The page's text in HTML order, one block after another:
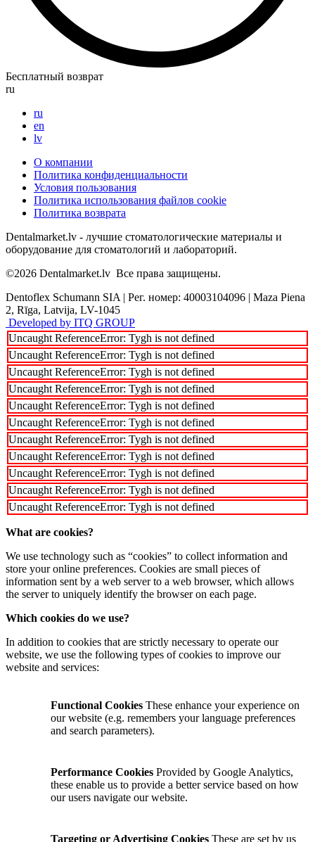
Бесплатный возврат
ru
ru
en
lv
О компании
Политика конфиденциальности
Условия пользования
Политика использования файлов cookie
Политика возврата
Dentalmarket.lv - лучшие стоматологические материалы и
оборудование для стоматологий и лабораторий.
©2026 Dentalmarket.lv Все права защищены.
Dentoflex Schumann SIA | Рег. номер: 40003104096 | Maza Piena
2, Rīga, Latvija, LV-1045
Developed by ITQ GROUP
Uncaught ReferenceError: Tygh is not defined
Uncaught ReferenceError: Tygh is not defined
Uncaught ReferenceError: Tygh is not defined
Uncaught ReferenceError: Tygh is not defined
Uncaught ReferenceError: Tygh is not defined
Uncaught ReferenceError: Tygh is not defined
Uncaught ReferenceError: Tygh is not defined
Uncaught ReferenceError: Tygh is not defined
Uncaught ReferenceError: Tygh is not defined
Uncaught ReferenceError: Tygh is not defined
Uncaught ReferenceError: Tygh is not defined
What are cookies?
We use technology such as “cookies” to collect information and
store your online preferences. Cookies are small pieces of
information sent by a web server to a web browser, which allows
the server to uniquely identify the browser on each page.
Which cookies do we use?
In addition to cookies that are strictly necessary to operate our
website, we use the following types of cookies to improve our
website and services:
Functional Cookies These enhance your experience on
our website (e.g. remembers your language preferences
and search parameters).
Performance Cookies Provided by Google Analytics,
these enable us to provide a better service based on how
our users navigate our website.
Targeting or Advertising Cookies These are set by us